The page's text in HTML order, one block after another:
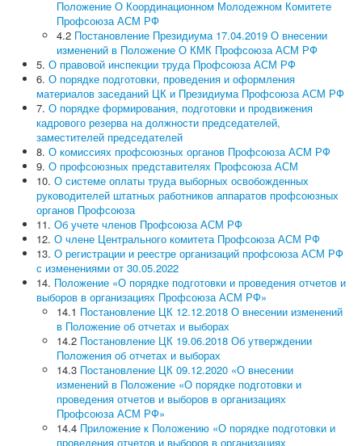
Комиссия по социально-экономическим вопросам
Правовая защита
Законодательство
Проекты законов, НПА
Судебная практика
Практика правоприменения
Информационная работа
Международное сотрудничество
Организационная работа
Органы Профсоюза
Съезд Профсоюза
Председатель Профсоюза, заместители Председателя
Профсоюза
ЦК Профсоюза
Президиум Профсоюза
КРК Профсоюза
Бюро Президиума
Постоянные комиссии ЦК Профсоюза
Комиссия ЦК Профсоюза АСМ РФ по организационно-
уставной работе
Финансово-бюджетная комиссия ЦК Профсоюза АСМ
РФ
Комиссия ЦК Профсоюза АСМ РФ по охране труда и
защите от экологической опасности
Комиссия ЦК Профсоюза по вопросам профсоюзного
образования, молодежной политики и
информационной работы в Профсоюзе АСМ РФ
Комиссия ЦК Профсоюза АСМ РФ по социально-
экономическим вопросам и социальному партнерству
Организации Профсоюза
Положение О Координационном Молодежном Комитете
Профсоюза АСМ РФ
4.2 Постановление Президиума 17.04.2019 О внесении
изменений в Положение О КМК Профсоюза АСМ РФ
5. О правовой инспекции труда Профсоюза АСМ РФ
6. О порядке подготовки, проведения и оформления
материалов заседаний ЦК и Президиума Профсоюза АСМ РФ
7. О порядке формирования, подготовки и продвижения
кадрового резерва на должности председателей,
заместителей председателей
8. О комиссиях профсоюзных органов Профсоюза АСМ РФ
9. О профсоюзных представителях Профсоюза АСМ
10. О системе оплаты труда выборных освобожденных
руководителей штатных работников аппаратов профсоюзных
органов Профсоюза
11. Об учете членов Профсоюза АСМ РФ
12. О члене Центрального комитета Профсоюза АСМ РФ
13. О регистрации и реестре организаций профсоюза АСМ РФ
с изменениями от 30.05.2022
14. Положение «О порядке подготовки и проведения отчетов и
выборов в организациях Профсоюза АСМ РФ»
14.1 Постановление ЦК 12.12.2018 О внесении изменений
в Положение об отчетах и выборах
14.2 Постановление ЦК 19.06.2018 Об утверждении
Положения об отчетах и выборах
14.3 Постановление ЦК 09.12.2020 «О внесении
изменений в Положение «О порядке подготовки и
проведения отчетов и выборов в организациях
Профсоюза АСМ РФ»
14.4 Приложение к Положению «О порядке подготовки и
проведения отчетов и выборов в организациях